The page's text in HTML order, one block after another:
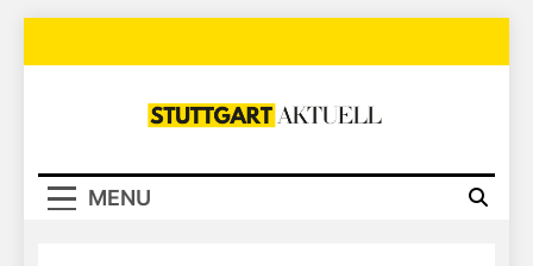
Stuttgart
MENU